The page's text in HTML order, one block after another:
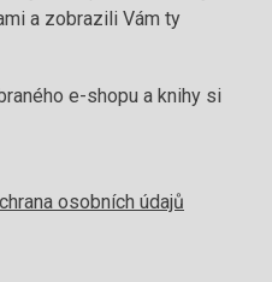
a zobrazili Vám ty
e-shopu a knihy si
osobních údajů